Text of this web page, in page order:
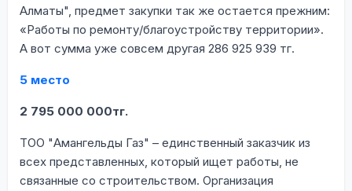
Алматы", предмет закупки так же остается прежним:
«Работы по ремонту/благоустройству территории».
А вот сумма уже совсем другая 286 925 939 тг.
5 место
2 795 000 000тг.
ТОО "Амангельды Газ" – единственный заказчик из
всех представленных, который ищет работы, не
связанные со строительством. Организация